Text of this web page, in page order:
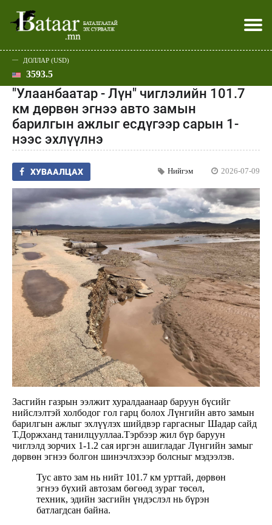
Эхлэл
Улс төр
Нийгэм
Эдийн засаг
Дэлхий
Спорт
Шар
Батаар юу хэлэв
Хэвлэл мэдээллээр
ДОЛЛАР (USD)
3593.5
"Улаанбаатар - Лүн" чиглэлийн 101.7
км дөрвөн эгнээ авто замын
барилгын ажлыг есдүгээр сарын 1-
нээс эхлүүлнэ
ХУВААЛЦАХ Нийгэм 2026-07-09
Засгийн газрын ээлжит хуралдаанаар баруун бүсийг
нийслэлтэй холбодог гол гарц болох Лүнгийн авто замын
барилгын ажлыг эхлүүлэх шийдвэр гаргасныг Шадар сайд
Т.Доржханд танилцууллаа.Тэрбээр жил бүр баруун
чиглэлд зорчих 1-1.2 сая иргэн ашигладаг Лүнгийн замыг
дөрвөн эгнээ болгон шинэчлэхээр болсныг мэдээлэв.
Тус авто зам нь нийт 101.7 км урттай, дөрвөн
эгнээ бүхий автозам бөгөөд зураг төсөл,
техник, эдийн засгийн үндэслэл нь бүрэн
батлагдсан байна.